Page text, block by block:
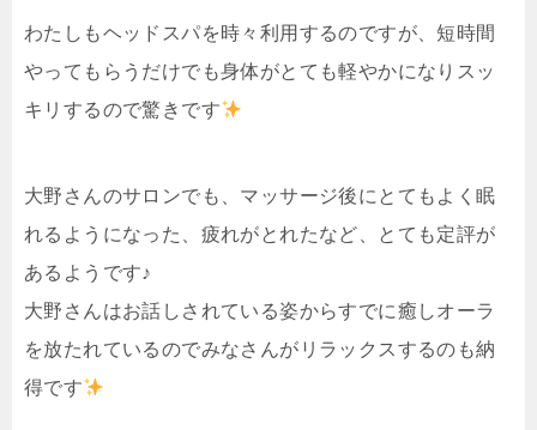
わたしもヘッドスパを時々利用するのですが、短時間
やってもらうだけでも身体がとても軽やかになりスッ
キリするので驚きです
大野さんのサロンでも、マッサージ後にとてもよく眠
れるようになった、疲れがとれたなど、とても定評が
あるようです♪
大野さんはお話しされている姿からすでに癒しオーラ
を放たれているのでみなさんがリラックスするのも納
得です